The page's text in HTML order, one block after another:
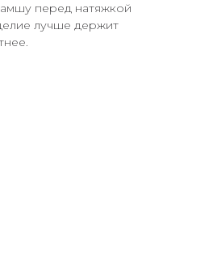
перед натяжкой
лучше держит